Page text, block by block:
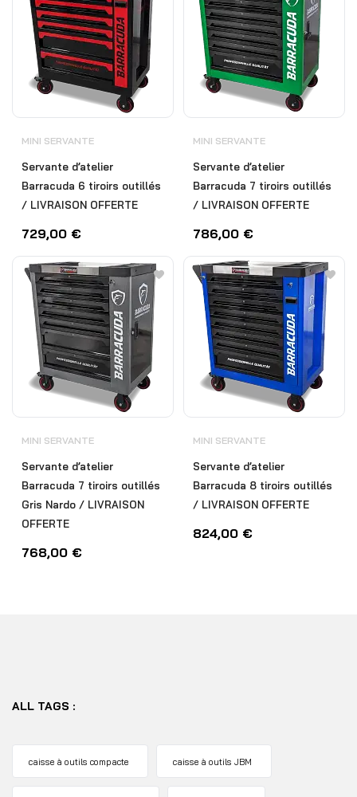
MINI SERVANTE
Servante d’atelier
Barracuda 6 tiroirs outillés
/ LIVRAISON OFFERTE
729,00 €
MINI SERVANTE
Servante d’atelier
Barracuda 7 tiroirs outillés
/ LIVRAISON OFFERTE
786,00 €
MINI SERVANTE
Servante d’atelier
Barracuda 7 tiroirs outillés
Gris Nardo / LIVRAISON
OFFERTE
768,00 €
MINI SERVANTE
Servante d’atelier
Barracuda 8 tiroirs outillés
/ LIVRAISON OFFERTE
824,00 €
ALL TAGS :
caisse à outils compacte caisse à outils JBM